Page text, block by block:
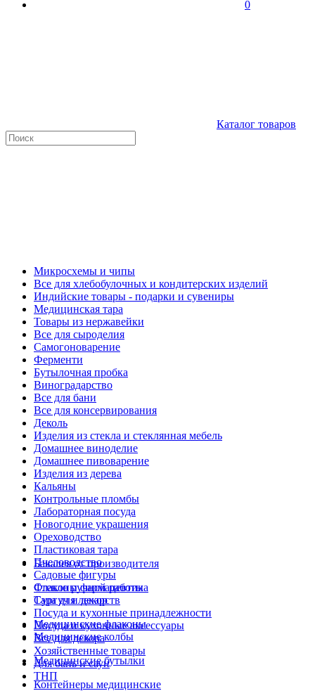
0
Каталог товаров
Микросхемы и чипы
Все для хлебобулочных и кондитерских изделий
Индийские товары - подарки и сувениры
Медицинская тара
Товары из нержавейки
Все для сыроделия
Самогоноварение
Ферменти
Бутылочная пробка
Виноградарство
Все для бани
Все для консервирования
Деколь
Изделия из стекла и стеклянная мебель
Домашнее виноделие
Домашнее пивоварение
Изделия из дерева
Кальяны
Контрольные пломбы
Лабораторная посуда
Новогодние украшения
Ореховодство
Пластиковая тара
Пчеловодство
Садовые фигуры
Стекло ручной работы
Сургуч и декор
Посуда и кухонные принадлежности
Посуда и кухонные аксессуары
Все для декора
Хозяйственные товары
Для бань и саун
ТНП
Бакалея от производителя
Флаконы фармацевтика
Тара для лекарств
Медицинские флаконы
Медицинские колбы
Медицинские бутылки
Контейнеры медицинские